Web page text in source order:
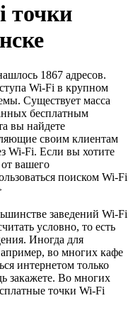
точки
1867 адресов.
Wi-Fi в крупном
Существует масса
бесплатным
вы найдете
своим клиентам
Wi-Fi. Если вы хотите
вашего
поиском Wi-Fi
заведений Wi-Fi
условно, то есть
Иногда для
во многих кафе
интернетом только
закажете. Во многих
точки Wi-Fi